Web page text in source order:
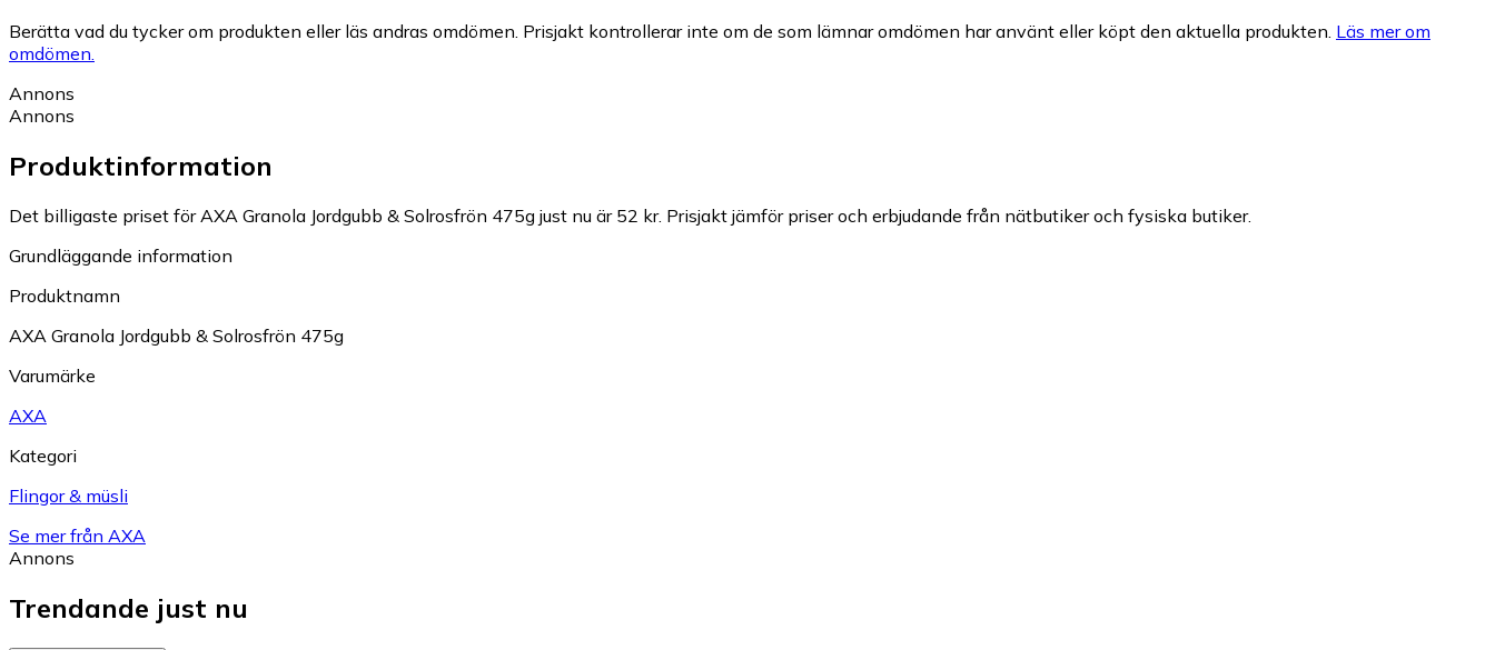
Berätta vad du tycker om produkten eller läs andras omdömen. Prisjakt kontrollerar inte om de som lämnar omdömen har använt eller köpt den aktuella produkten. Läs mer om
omdömen.
Annons
Annons
Produktinformation
Det billigaste priset för AXA Granola Jordgubb & Solrosfrön 475g just nu är 52 kr. Prisjakt jämför priser och erbjudande från nätbutiker och fysiska butiker.
Grundläggande information
Produktnamn
AXA Granola Jordgubb & Solrosfrön 475g
Varumärke
AXA
Kategori
Flingor & müsli
Se mer från AXA
Annons
Trendande just nu